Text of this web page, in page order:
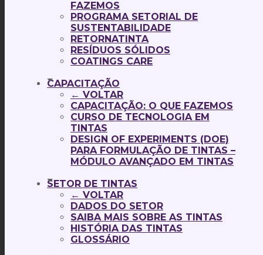
FAZEMOS
PROGRAMA SETORIAL DE
SUSTENTABILIDADE
RETORNATINTA
RESÍDUOS SÓLIDOS
COATINGS CARE
CAPACITAÇÃO
← VOLTAR
CAPACITAÇÃO: O QUE FAZEMOS
CURSO DE TECNOLOGIA EM
TINTAS
DESIGN OF EXPERIMENTS (DOE)
PARA FORMULAÇÃO DE TINTAS –
MÓDULO AVANÇADO EM TINTAS
SETOR DE TINTAS
← VOLTAR
DADOS DO SETOR
SAIBA MAIS SOBRE AS TINTAS
HISTÓRIA DAS TINTAS
GLOSSÁRIO